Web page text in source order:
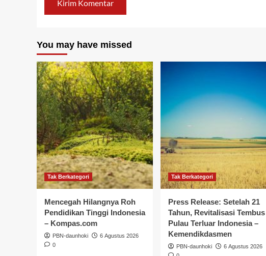
You may have missed
Tak Berkategori
Mencegah Hilangnya Roh
Pendidikan Tinggi Indonesia
– Kompas.com
PBN-daunhoki
6 Agustus 2026
0
Tak Berkategori
Press Release: Setelah 21
Tahun, Revitalisasi Tembus
Pulau Terluar Indonesia –
Kemendikdasmen
PBN-daunhoki
6 Agustus 2026